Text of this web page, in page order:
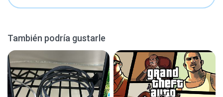
También podría gustarle